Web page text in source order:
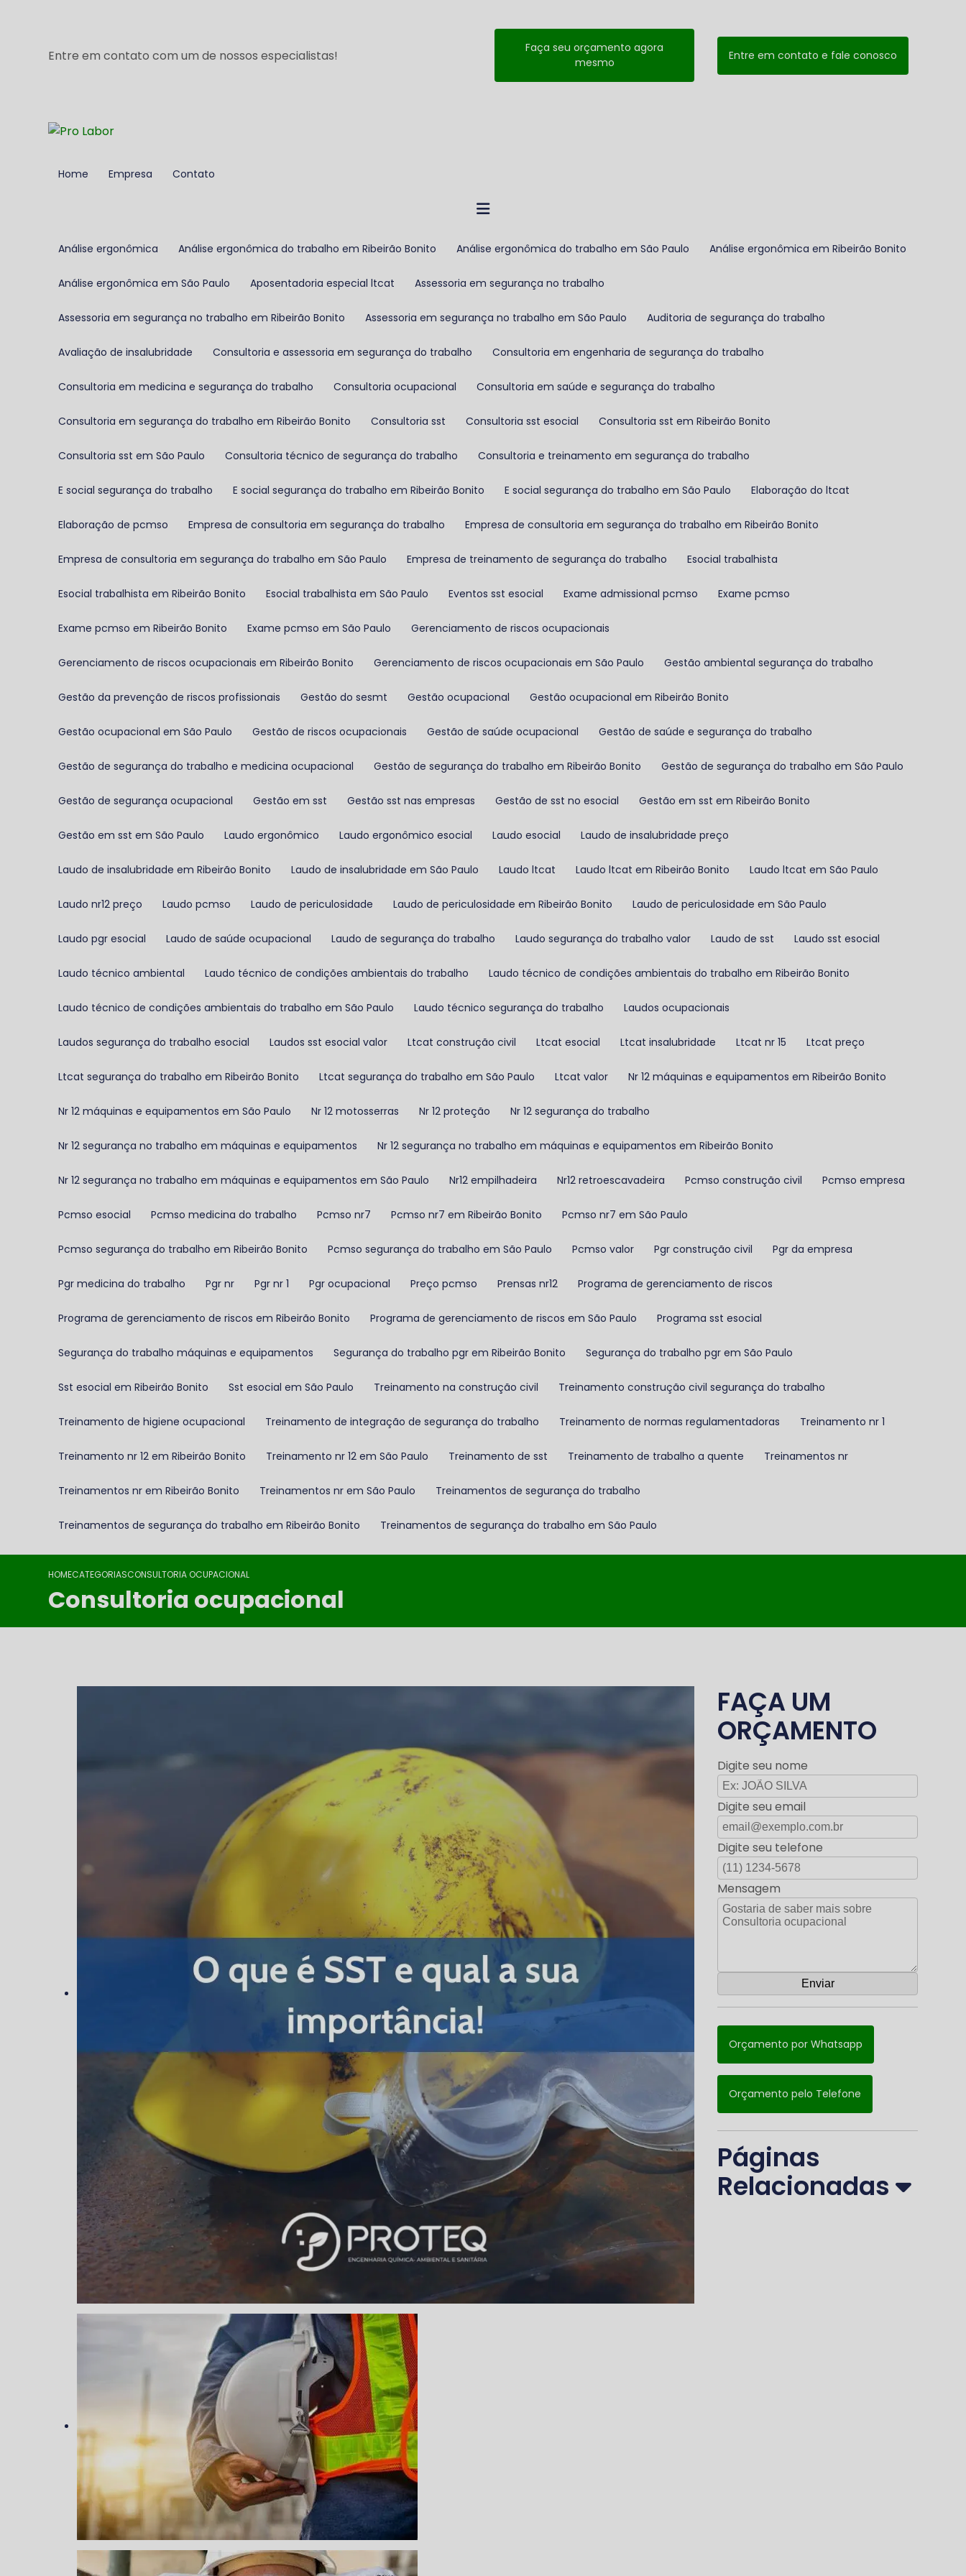
Entre em contato com um de nossos especialistas!
Faça seu orçamento agora
mesmo
Entre em contato e fale conosco
Home Empresa Contato
Análise ergonômica Análise ergonômica do trabalho em Ribeirão Bonito Análise ergonômica do trabalho em São Paulo Análise ergonômica em Ribeirão Bonito
Análise ergonômica em São Paulo Aposentadoria especial ltcat Assessoria em segurança no trabalho
Assessoria em segurança no trabalho em Ribeirão Bonito Assessoria em segurança no trabalho em São Paulo Auditoria de segurança do trabalho
Avaliação de insalubridade Consultoria e assessoria em segurança do trabalho Consultoria em engenharia de segurança do trabalho
Consultoria em medicina e segurança do trabalho Consultoria ocupacional Consultoria em saúde e segurança do trabalho
Consultoria em segurança do trabalho em Ribeirão Bonito Consultoria sst Consultoria sst esocial Consultoria sst em Ribeirão Bonito
Consultoria sst em São Paulo Consultoria técnico de segurança do trabalho Consultoria e treinamento em segurança do trabalho
E social segurança do trabalho E social segurança do trabalho em Ribeirão Bonito E social segurança do trabalho em São Paulo Elaboração do ltcat
Elaboração de pcmso Empresa de consultoria em segurança do trabalho Empresa de consultoria em segurança do trabalho em Ribeirão Bonito
Empresa de consultoria em segurança do trabalho em São Paulo Empresa de treinamento de segurança do trabalho Esocial trabalhista
Esocial trabalhista em Ribeirão Bonito Esocial trabalhista em São Paulo Eventos sst esocial Exame admissional pcmso Exame pcmso
Exame pcmso em Ribeirão Bonito Exame pcmso em São Paulo Gerenciamento de riscos ocupacionais
Gerenciamento de riscos ocupacionais em Ribeirão Bonito Gerenciamento de riscos ocupacionais em São Paulo Gestão ambiental segurança do trabalho
Gestão da prevenção de riscos profissionais Gestão do sesmt Gestão ocupacional Gestão ocupacional em Ribeirão Bonito
Gestão ocupacional em São Paulo Gestão de riscos ocupacionais Gestão de saúde ocupacional Gestão de saúde e segurança do trabalho
Gestão de segurança do trabalho e medicina ocupacional Gestão de segurança do trabalho em Ribeirão Bonito Gestão de segurança do trabalho em São Paulo
Gestão de segurança ocupacional Gestão em sst Gestão sst nas empresas Gestão de sst no esocial Gestão em sst em Ribeirão Bonito
Gestão em sst em São Paulo Laudo ergonômico Laudo ergonômico esocial Laudo esocial Laudo de insalubridade preço
Laudo de insalubridade em Ribeirão Bonito Laudo de insalubridade em São Paulo Laudo ltcat Laudo ltcat em Ribeirão Bonito Laudo ltcat em São Paulo
Laudo nr12 preço Laudo pcmso Laudo de periculosidade Laudo de periculosidade em Ribeirão Bonito Laudo de periculosidade em São Paulo
Laudo pgr esocial Laudo de saúde ocupacional Laudo de segurança do trabalho Laudo segurança do trabalho valor Laudo de sst Laudo sst esocial
Laudo técnico ambiental Laudo técnico de condições ambientais do trabalho Laudo técnico de condições ambientais do trabalho em Ribeirão Bonito
Laudo técnico de condições ambientais do trabalho em São Paulo Laudo técnico segurança do trabalho Laudos ocupacionais
Laudos segurança do trabalho esocial Laudos sst esocial valor Ltcat construção civil Ltcat esocial Ltcat insalubridade Ltcat nr 15 Ltcat preço
Ltcat segurança do trabalho em Ribeirão Bonito Ltcat segurança do trabalho em São Paulo Ltcat valor Nr 12 máquinas e equipamentos em Ribeirão Bonito
Nr 12 máquinas e equipamentos em São Paulo Nr 12 motosserras Nr 12 proteção Nr 12 segurança do trabalho
Nr 12 segurança no trabalho em máquinas e equipamentos Nr 12 segurança no trabalho em máquinas e equipamentos em Ribeirão Bonito
Nr 12 segurança no trabalho em máquinas e equipamentos em São Paulo Nr12 empilhadeira Nr12 retroescavadeira Pcmso construção civil Pcmso empresa
Pcmso esocial Pcmso medicina do trabalho Pcmso nr7 Pcmso nr7 em Ribeirão Bonito Pcmso nr7 em São Paulo
Pcmso segurança do trabalho em Ribeirão Bonito Pcmso segurança do trabalho em São Paulo Pcmso valor Pgr construção civil Pgr da empresa
Pgr medicina do trabalho Pgr nr Pgr nr 1 Pgr ocupacional Preço pcmso Prensas nr12 Programa de gerenciamento de riscos
Programa de gerenciamento de riscos em Ribeirão Bonito Programa de gerenciamento de riscos em São Paulo Programa sst esocial
Segurança do trabalho máquinas e equipamentos Segurança do trabalho pgr em Ribeirão Bonito Segurança do trabalho pgr em São Paulo
Sst esocial em Ribeirão Bonito Sst esocial em São Paulo Treinamento na construção civil Treinamento construção civil segurança do trabalho
Treinamento de higiene ocupacional Treinamento de integração de segurança do trabalho Treinamento de normas regulamentadoras Treinamento nr 1
Treinamento nr 12 em Ribeirão Bonito Treinamento nr 12 em São Paulo Treinamento de sst Treinamento de trabalho a quente Treinamentos nr
Treinamentos nr em Ribeirão Bonito Treinamentos nr em São Paulo Treinamentos de segurança do trabalho
Treinamentos de segurança do trabalho em Ribeirão Bonito Treinamentos de segurança do trabalho em São Paulo
HOMECATEGORIASCONSULTORIA OCUPACIONAL
Consultoria ocupacional
FAÇA UM
ORÇAMENTO
Digite seu nome
Digite seu email
Digite seu telefone
Mensagem
Orçamento por Whatsapp
Orçamento pelo Telefone
Páginas
Relacionadas